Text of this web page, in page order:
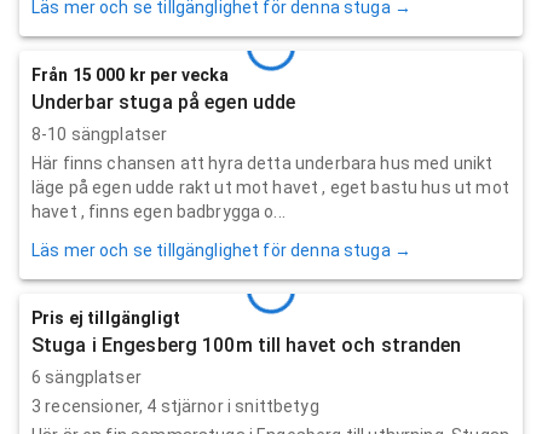
Läs mer och se tillgänglighet för denna stuga →
Från 15 000 kr per vecka
Underbar stuga på egen udde
8-10 sängplatser
Här finns chansen att hyra detta underbara hus med unikt
läge på egen udde rakt ut mot havet , eget bastu hus ut mot
havet , finns egen badbrygga o...
Läs mer och se tillgänglighet för denna stuga →
Pris ej tillgängligt
Stuga i Engesberg 100m till havet och stranden
6 sängplatser
3 recensioner, 4 stjärnor i snittbetyg